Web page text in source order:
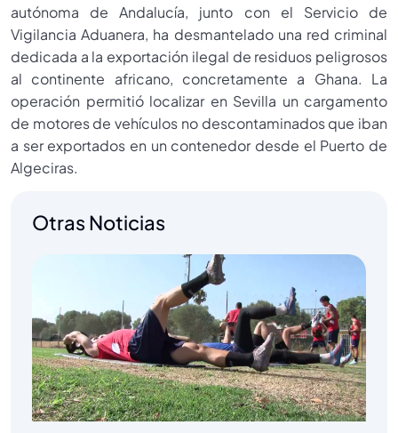
autónoma de Andalucía, junto con el Servicio de
Vigilancia Aduanera, ha desmantelado una red criminal
dedicada a la exportación ilegal de residuos peligrosos
al continente africano, concretamente a Ghana. La
operación permitió localizar en Sevilla un cargamento
de motores de vehículos no descontaminados que iban
a ser exportados en un contenedor desde el Puerto de
Algeciras.
Otras Noticias